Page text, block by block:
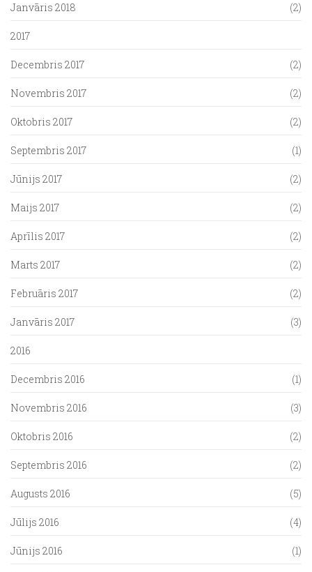
Janvāris 2018 (2)
2017
Decembris 2017 (2)
Novembris 2017 (2)
Oktobris 2017 (2)
Septembris 2017 (1)
Jūnijs 2017 (2)
Maijs 2017 (2)
Aprīlis 2017 (2)
Marts 2017 (2)
Februāris 2017 (2)
Janvāris 2017 (3)
2016
Decembris 2016 (1)
Novembris 2016 (3)
Oktobris 2016 (2)
Septembris 2016 (2)
Augusts 2016 (5)
Jūlijs 2016 (4)
Jūnijs 2016 (1)